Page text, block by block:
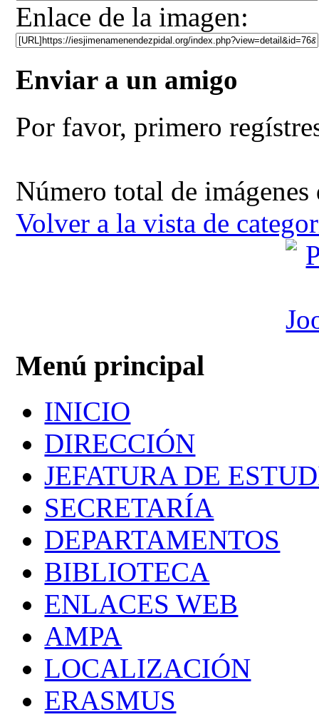
Enlace de la imagen:
Enviar a un amigo
Por favor, primero
Número total de
Volver a la vista de
Menú principal
INICIO
DIRECCIÓN
JEFATURA DE
SECRETARÍA
DEPARTAMENTOS
BIBLIOTECA
ENLACES WEB
AMPA
LOCALIZACIÓN
ERASMUS